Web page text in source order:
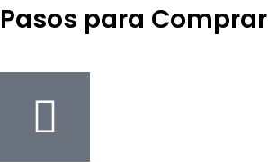
Pasos para Comprar